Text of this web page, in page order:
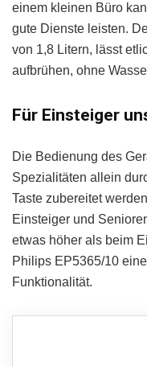
einem kleinen Büro
gute Dienste leisten.
von 1,8 Litern, lässt
aufbrühen, ohne
Für Einsteiger
Die Bedienung des
Spezialitäten allein
Taste zubereitet
Einsteiger und
etwas höher als beim
Philips EP5365/10
Funktionalität.